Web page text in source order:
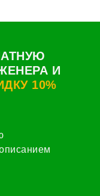
И
10%